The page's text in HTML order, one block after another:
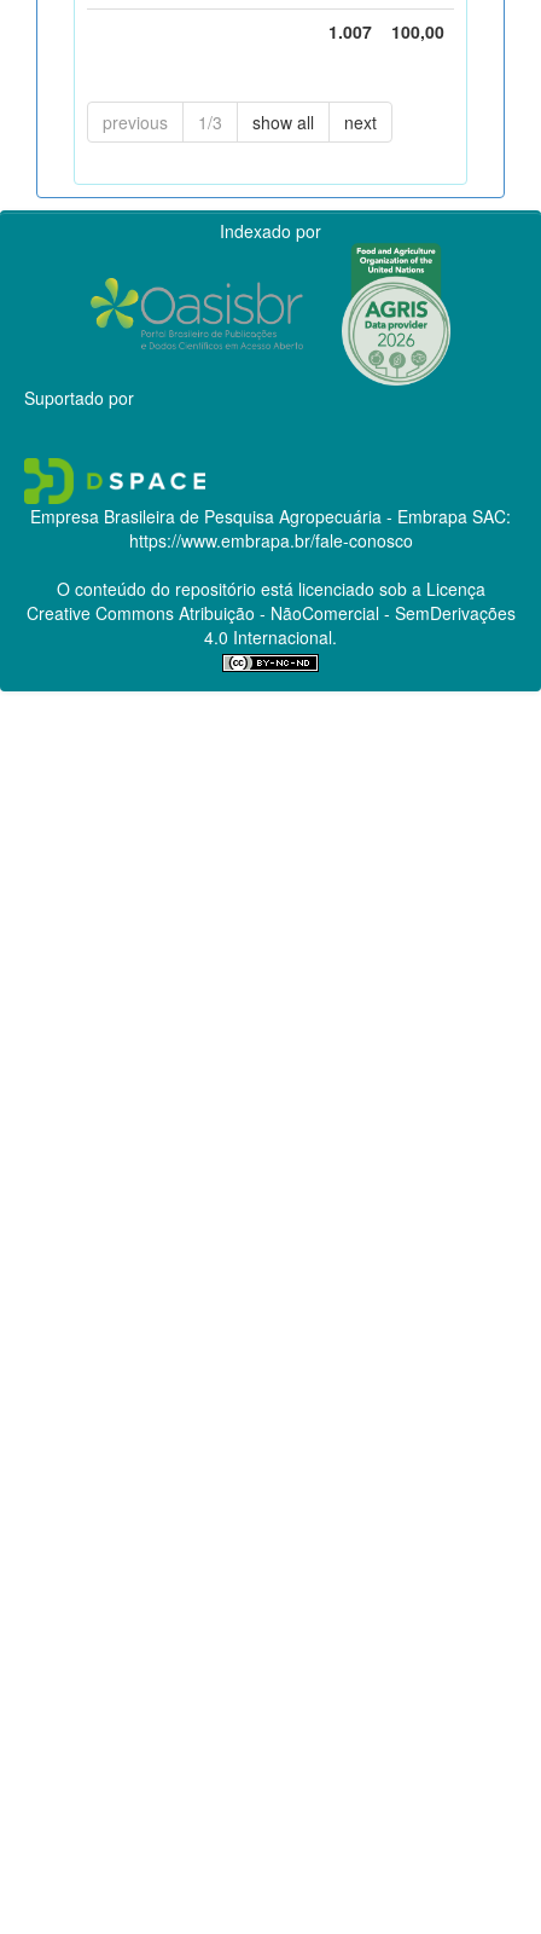
1.007 100,00
previous 1/3 show all next
Indexado por
Suportado por
Empresa Brasileira de Pesquisa Agropecuária - Embrapa SAC:
https://www.embrapa.br/fale-conosco
O conteúdo do repositório está licenciado sob a Licença
Creative CommonsAtribuição - NãoComercial - SemDerivações
4.0 Internacional.